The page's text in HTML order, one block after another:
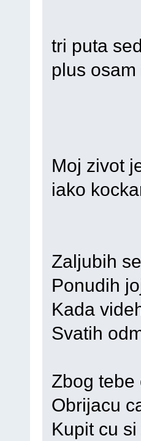
tri puta
plus
Moj zivot
iako
Zaljubih
Ponudih
Kada
Svatih
Zbog tebe
Obrijacu
Kupit cu